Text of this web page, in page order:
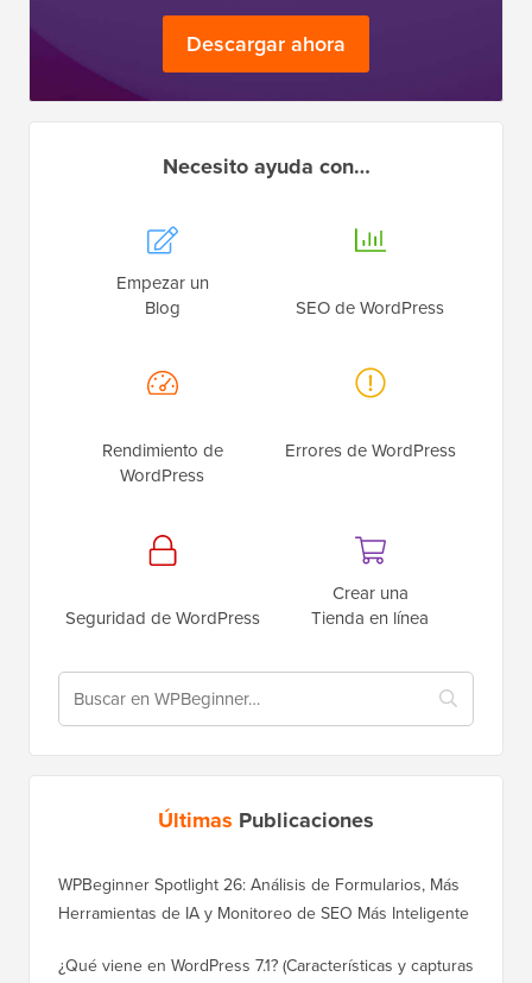
Descargar ahora
Necesito ayuda con…
Empezar un
Blog
SEO de WordPress
Rendimiento de
WordPress
Errores de WordPress
Seguridad de WordPress
Crear una
Tienda en línea
Últimas Publicaciones
WPBeginner Spotlight 26: Análisis de Formularios, Más
Herramientas de IA y Monitoreo de SEO Más Inteligente
¿Qué viene en WordPress 7.1? (Características y capturas